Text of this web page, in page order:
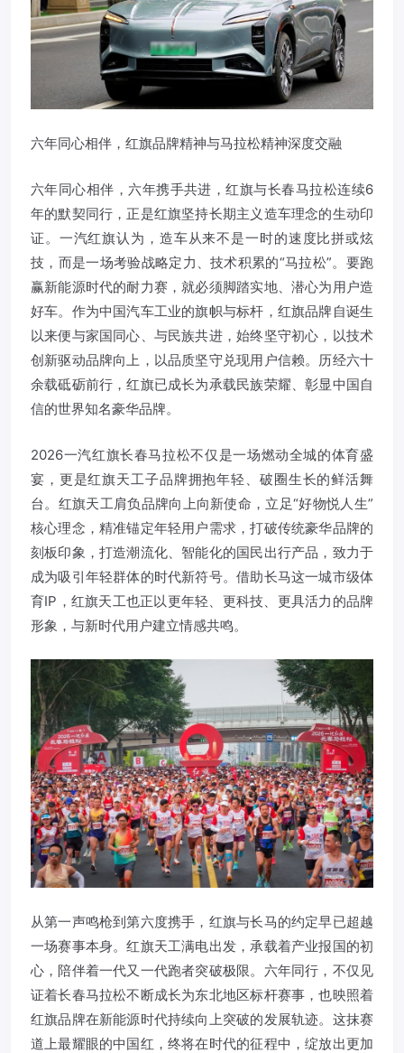
六年同心相伴，红旗品牌精神与马拉松精神深度交融
六年同心相伴，六年携手共进，红旗与长春马拉松连续6
年的默契同行，正是红旗坚持长期主义造车理念的生动印
证。一汽红旗认为，造车从来不是一时的速度比拼或炫
技，而是一场考验战略定力、技术积累的“马拉松”。要跑
赢新能源时代的耐力赛，就必须脚踏实地、潜心为用户造
好车。作为中国汽车工业的旗帜与标杆，红旗品牌自诞生
以来便与家国同心、与民族共进，始终坚守初心，以技术
创新驱动品牌向上，以品质坚守兑现用户信赖。历经六十
余载砥砺前行，红旗已成长为承载民族荣耀、彰显中国自
信的世界知名豪华品牌。
2026一汽红旗长春马拉松不仅是一场燃动全城的体育盛
宴，更是红旗天工子品牌拥抱年轻、破圈生长的鲜活舞
台。红旗天工肩负品牌向上向新使命，立足“好物悦人生”
核心理念，精准锚定年轻用户需求，打破传统豪华品牌的
刻板印象，打造潮流化、智能化的国民出行产品，致力于
成为吸引年轻群体的时代新符号。借助长马这一城市级体
育IP，红旗天工也正以更年轻、更科技、更具活力的品牌
形象，与新时代用户建立情感共鸣。
从第一声鸣枪到第六度携手，红旗与长马的约定早已超越
一场赛事本身。红旗天工满电出发，承载着产业报国的初
心，陪伴着一代又一代跑者突破极限。六年同行，不仅见
证着长春马拉松不断成长为东北地区标杆赛事，也映照着
红旗品牌在新能源时代持续向上突破的发展轨迹。这抹赛
道上最耀眼的中国红，终将在时代的征程中，绽放出更加